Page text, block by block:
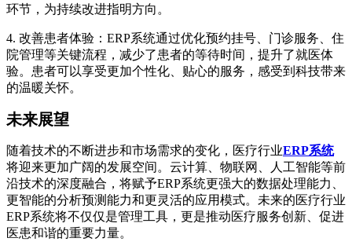
环节，为持续改进指明方向。
4. 改善患者体验：ERP系统通过优化预约挂号、门诊服务、住
院管理等关键流程，减少了患者的等待时间，提升了就医体
验。患者可以享受更加个性化、贴心的服务，感受到科技带来
的温暖关怀。
未来展望
随着技术的不断进步和市场需求的变化，医疗行业ERP系统
将迎来更加广阔的发展空间。云计算、物联网、人工智能等前
沿技术的深度融合，将赋予ERP系统更强大的数据处理能力、
更智能的分析预测能力和更灵活的应用模式。未来的医疗行业
ERP系统将不仅仅是管理工具，更是推动医疗服务创新、促进
医患和谐的重要力量。